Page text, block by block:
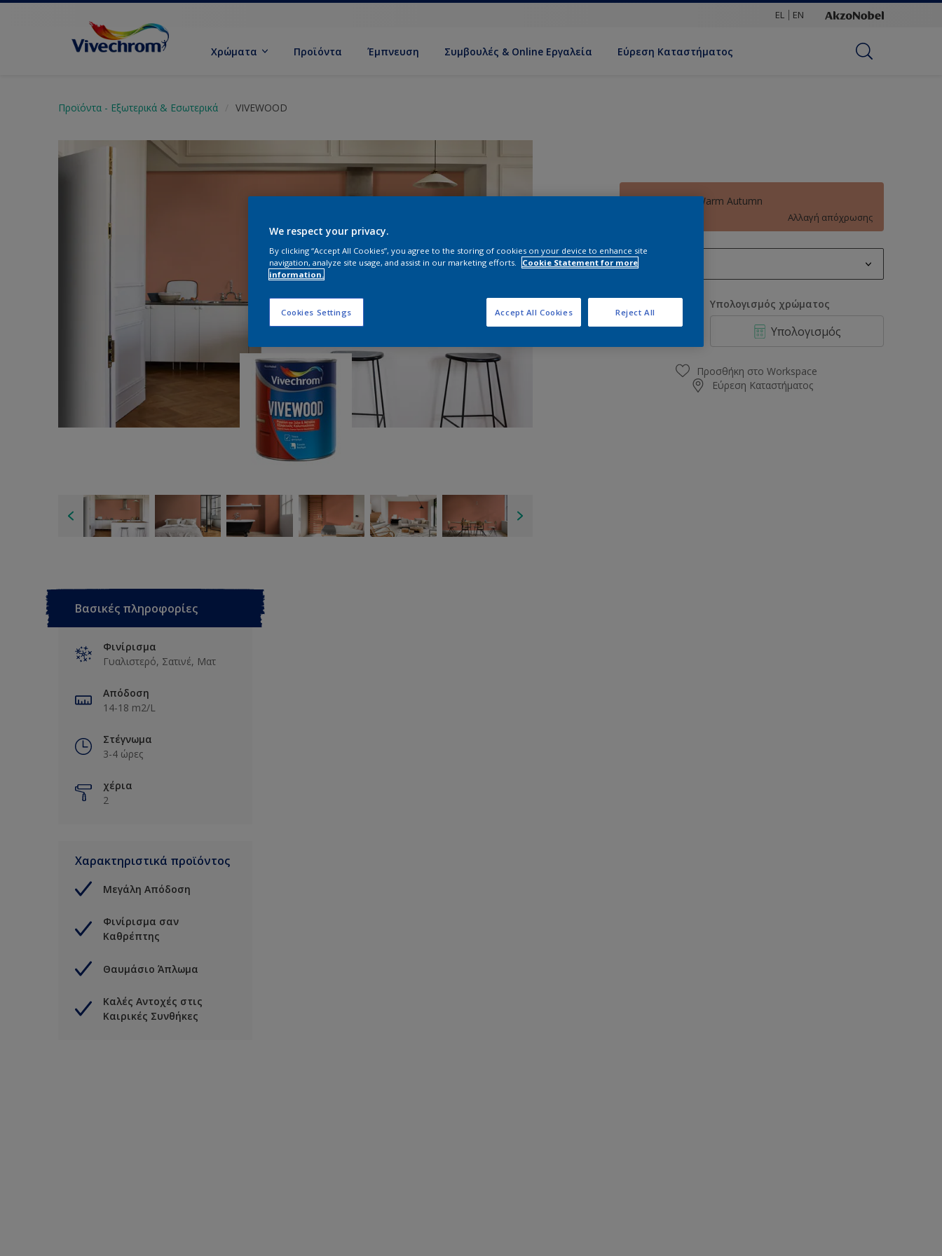
EL EN
Χρώματα Προϊόντα Έμπνευση Συμβουλές & Online Εργαλεία Εύρεση Καταστήματος
Προϊόντα - Εξωτερικά & Εσωτερικά VIVEWOOD
60YR 40/297 Warm Autumn
Αλλαγή απόχρωσης
0.72L
0.75L
Υπολογισμός χρώματος
Υπολογισμός
Προσθήκη στο Workspace
Εύρεση Καταστήματος
Βασικές πληροφορίες
Φινίρισμα
Γυαλιστερό, Σατινέ, Ματ
Απόδοση
14-18 m2/L
Στέγνωμα
3-4 ώρες
χέρια
2
Χαρακτηριστικά προϊόντος
Μεγάλη Απόδοση
Φινίρισμα σαν
Καθρέπτης
Θαυμάσιο Άπλωμα
Καλές Αντοχές στις
Καιρικές Συνθήκες
We respect your privacy.
By clicking “Accept All Cookies”, you agree to the storing of cookies on your device to enhance site
navigation, analyze site usage, and assist in our marketing efforts.
Cookie Statement for more
information.
Cookies Settings Reject All
Accept All Cookies